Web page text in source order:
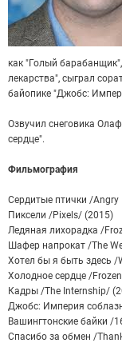
как "Голый
лекарства", сыграл
байопике "Джобс:
Озвучил снеговика
сердце".
Фильмография
Сердитые птички /Angry
Пиксели /Pixels/ (2015)
Ледяная лихорадка /
Шафер напрокат /The
Хотел бы я быть здесь /
Холодное сердце /
Кадры /The Internship/
Джобс: Империя
Вашингтонские байки /
Спасибо за обмен /